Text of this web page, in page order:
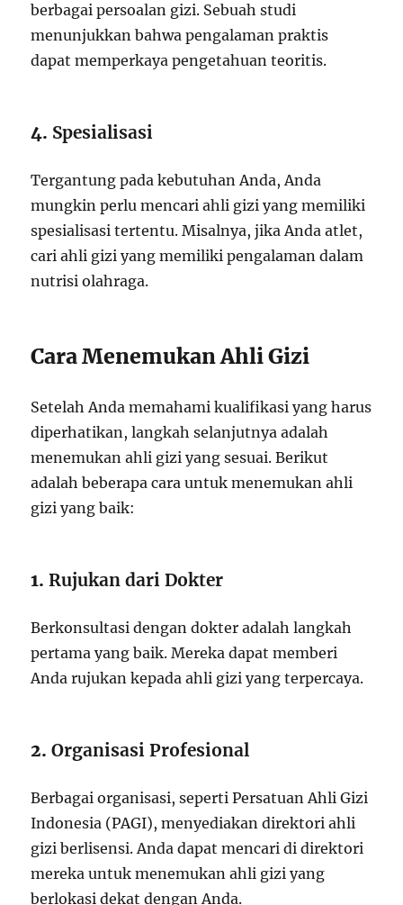
berbagai persoalan gizi. Sebuah studi
menunjukkan bahwa pengalaman praktis
dapat memperkaya pengetahuan teoritis.
4. Spesialisasi
Tergantung pada kebutuhan Anda, Anda
mungkin perlu mencari ahli gizi yang memiliki
spesialisasi tertentu. Misalnya, jika Anda atlet,
cari ahli gizi yang memiliki pengalaman dalam
nutrisi olahraga.
Cara Menemukan Ahli Gizi
Setelah Anda memahami kualifikasi yang harus
diperhatikan, langkah selanjutnya adalah
menemukan ahli gizi yang sesuai. Berikut
adalah beberapa cara untuk menemukan ahli
gizi yang baik:
1.Rujukan dari Dokter
Berkonsultasi dengan dokter adalah langkah
pertama yang baik. Mereka dapat memberi
Anda rujukan kepada ahli gizi yang terpercaya.
2.Organisasi Profesional
Berbagai organisasi, seperti Persatuan Ahli Gizi
Indonesia (PAGI), menyediakan direktori ahli
gizi berlisensi. Anda dapat mencari di direktori
mereka untuk menemukan ahli gizi yang
berlokasi dekat dengan Anda.